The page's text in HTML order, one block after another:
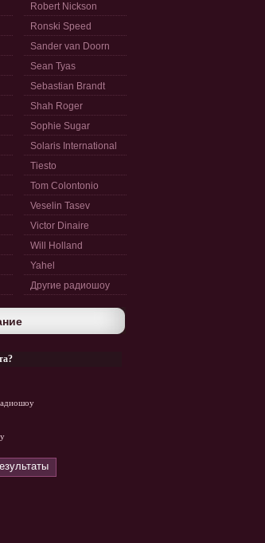
Robert Nickson
Ronski Speed
Sander van Doorn
Sean Tyas
Sebastian Brandt
Shah Roger
Sophie Sugar
Solaris International
Tiesto
Tom Colontonio
Veselin Tasev
Victor Dinaire
Will Holland
Yahel
Другие радиошоу